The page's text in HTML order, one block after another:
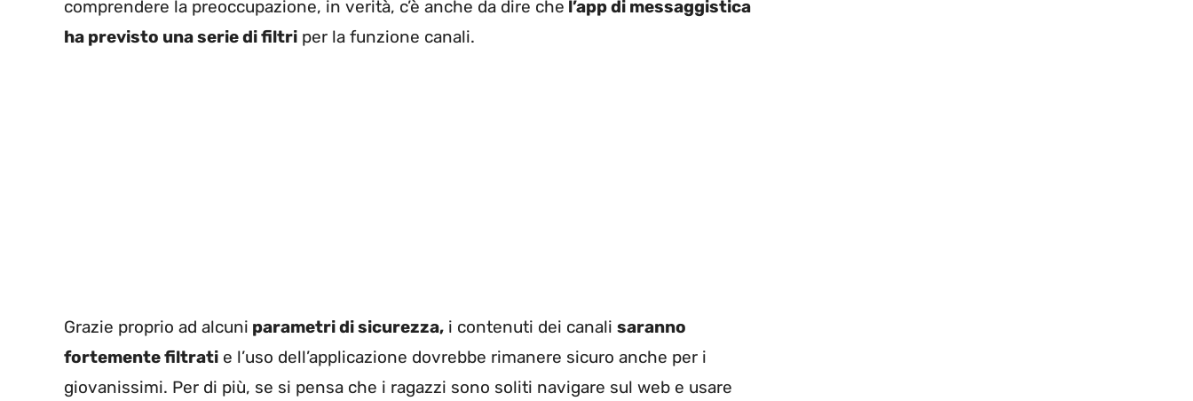
comprendere la preoccupazione, in verità, c’è anche da dire che l’app di messaggistica
ha previsto una serie di filtri per la funzione canali.
Grazie proprio ad alcuni parametri di sicurezza, i contenuti dei canali saranno
fortemente filtrati e l’uso dell’applicazione dovrebbe rimanere sicuro anche per i
giovanissimi. Per di più, se si pensa che i ragazzi sono soliti navigare sul web e usare